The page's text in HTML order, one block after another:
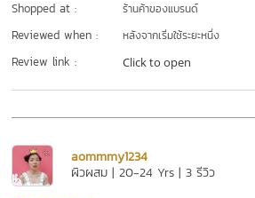
Shopped at : ร้านค้าของแบรนด์
Reviewed when : หลังจากเริ่มใช้ระยะหนึ่ง
Review link : Click to open
aommmy1234
ผิวผสม | 20-24 Yrs | 3 รีวิว